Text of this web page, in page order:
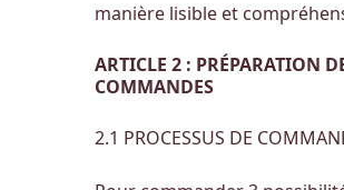
manière lisible et
ARTICLE 2 : PRÉPARATION
COMMANDES
2.1 PROCESSUS DE